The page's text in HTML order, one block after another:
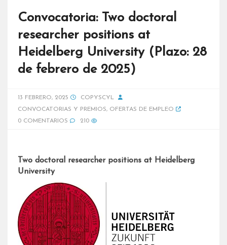
Convocatoria: Two doctoral
researcher positions at
Heidelberg University (Plazo: 28
de febrero de 2025)
13 FEBRERO, 2025
COPYSCYL
CONVOCATORIAS Y PREMIOS, OFERTAS DE EMPLEO
0 COMENTARIOS
210
Two doctoral researcher positions at Heidelberg
University